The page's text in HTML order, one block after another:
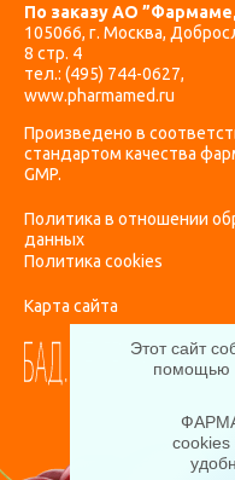
Этот сайт
помощью
cookies
По заказу АО
105066, г. Москва,
8 стр. 4
тел.: (495) 744-0627,
www.pharmamed.ru
Произведено в
стандартом качества
GMP.
Политика в отношении
данных
Политика cookies
Карта сайта